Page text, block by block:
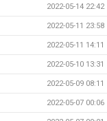
2022-05-14 22:42
2022-05-11 23:58
2022-05-11 14:11
2022-05-10 13:31
2022-05-09 08:11
2022-05-07 00:06